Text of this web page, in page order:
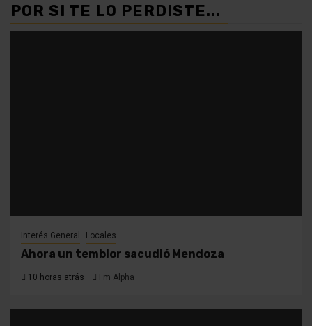
POR SI TE LO PERDISTE...
Interés General Locales
Ahora un temblor sacudió Mendoza
10 horas atrás Fm Alpha